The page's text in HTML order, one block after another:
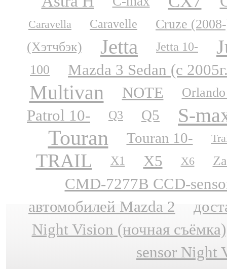
Caravella Caravelle
Cruze
(Хэтчбэк)
Jetta Jetta 10-
100 Mazda 3 Sedan (с
Multivan NOTE
Patrol 10- Q3 Q5 S-
Touran Touran 10-
TRAIL X1 X5 X6
CMD-7277B CCD-
автомобилей Mazda 2
Night Vision (ночная съёмка)
sensor Night